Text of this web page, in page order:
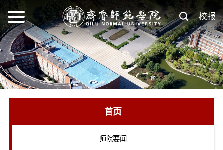
校报
首页
师院要闻